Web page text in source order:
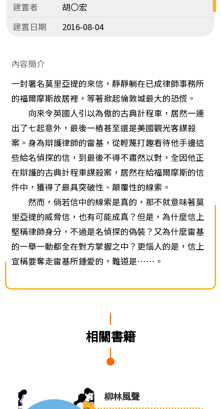
建置者
胡〇宏
建置日期
2016-08-04
內容簡介
一封署名莫里亞提的來信，靜靜躺在已成律師事務所
的福爾摩斯故居裡，等著掀起倫敦城最大的恐慌。
向來令英國人引以為傲的古典計程車，居然一連
出了七起意外，最後一樁甚至還是美國觀光客謀殺
案。身為辯護律師的雷基，從輕蔑打趣看待他手邊這
些給名偵探的信，到最後不得不肅然以對，全因他正
在辯護的古典計程車謀殺案，居然在給福爾摩斯的信
件中，獲得了最具突破性、顛覆性的線索。
然而，倘若信中的線索是真的，那不就意味著莫
里亞提的威脅信，也有可能成真？但是，為什麼信上
堅稱律師身分，不過是名偵探的偽裝？又為什麼雷基
的一舉一動都全在對方掌握之中？更惱人的是，信上
宣稱要奪走雷基所鍾愛的，難道是……。
相關書籍
柳林風聲